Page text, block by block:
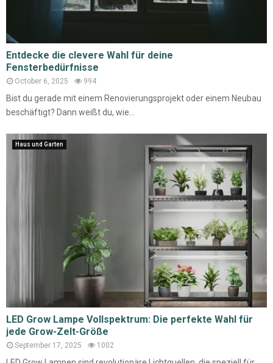
Entdecke die clevere Wahl für deine
Fensterbedürfnisse
October 6, 2025 994
Bist du gerade mit einem Renovierungsprojekt oder einem Neubau
beschäftigt? Dann weißt du, wie...
Haus und Garten
LED Grow Lampe Vollspektrum: Die perfekte Wahl für
jede Grow-Zelt-Größe
September 17, 2025 1002